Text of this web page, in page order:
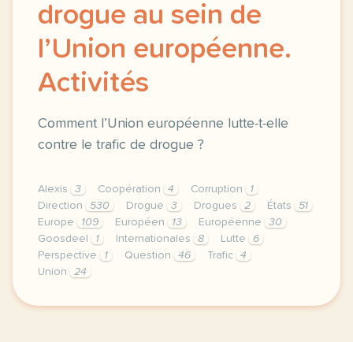
drogue au sein de
l’Union européenne.
Activités
Comment l’Union européenne lutte-t-elle
contre le trafic de drogue ?
Alexis 3 Coopération 4 Corruption
1
Direction
530 Drogue 3 Drogues 2 États
51
Europe
109 Européen 13 Européenne
30
Goosdeel
1 Internationales 8 Lutte
6
Perspective
1 Question 46 Trafic
4
Union
24
didomi host didomi components button cursor